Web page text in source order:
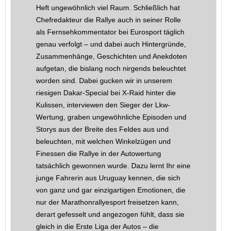
Heft ungewöhnlich viel Raum. Schließlich hat
Chefredakteur die Rallye auch in seiner Rolle
als Fernsehkommentator bei Eurosport täglich
genau verfolgt – und dabei auch Hintergründe,
Zusammenhänge, Geschichten und Anekdoten
aufgetan, die bislang noch nirgends beleuchtet
worden sind. Dabei gucken wir in unserem
riesigen Dakar-Special bei X-Raid hinter die
Kulissen, interviewen den Sieger der Lkw-
Wertung, graben ungewöhnliche Episoden und
Storys aus der Breite des Feldes aus und
beleuchten, mit welchen Winkelzügen und
Finessen die Rallye in der Autowertung
tatsächlich gewonnen wurde. Dazu lernt Ihr eine
junge Fahrerin aus Uruguay kennen, die sich
von ganz und gar einzigartigen Emotionen, die
nur der Marathonrallyesport freisetzen kann,
derart gefesselt und angezogen fühlt, dass sie
gleich in die Erste Liga der Autos – die